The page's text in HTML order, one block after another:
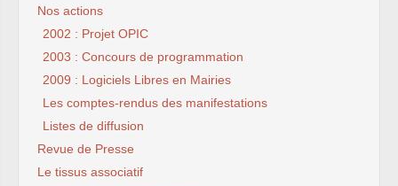
Nos actions
2002 : Projet OPIC
2003 : Concours de programmation
2009 : Logiciels Libres en Mairies
Les comptes-rendus des manifestations
Listes de diffusion
Revue de Presse
Le tissus associatif